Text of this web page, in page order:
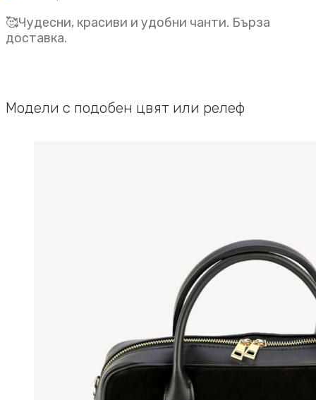
🥰Чудесни, красиви и удобни чанти. Бърза
доставка.
Модели с подобен цвят или релеф